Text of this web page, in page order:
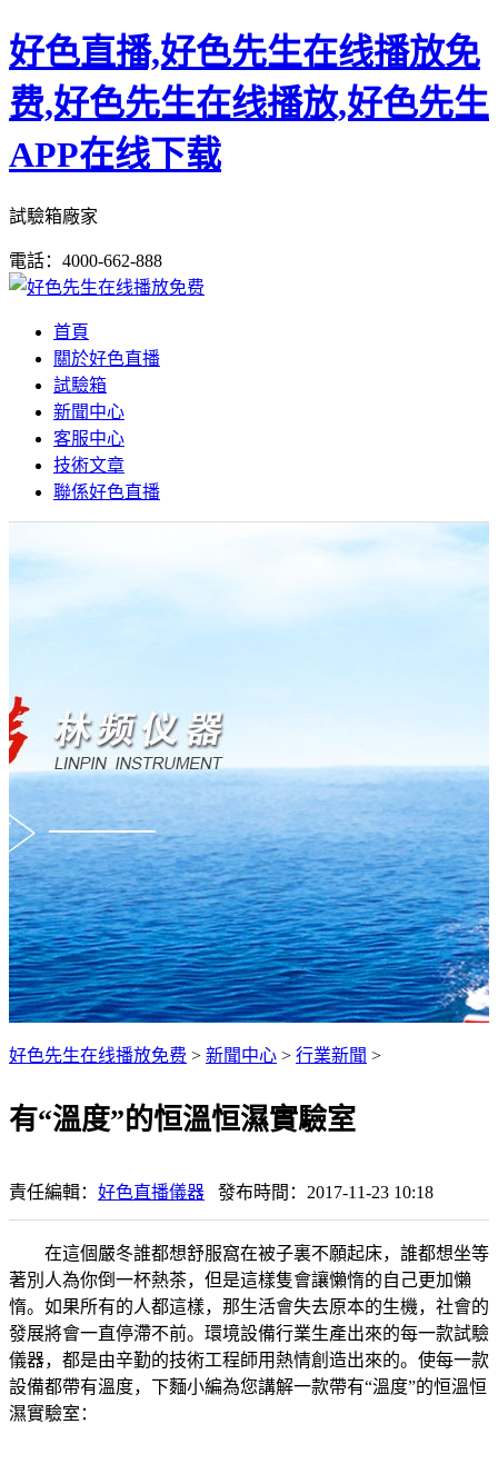
好色直播,好色先生在线播放免
费,好色先生在线播放,好色先生
APP在线下载
試驗箱廠家
電話：4000-662-888
首頁
關於好色直播
試驗箱
新聞中心
客服中心
技術文章
聯係好色直播
好色先生在线播放免费 > 新聞中心 > 行業新聞 >
有“溫度”的恒溫恒濕實驗室
責任編輯： 好色直播儀器 發布時間：2017-11-23 10:18
在這個嚴冬誰都想舒服窩在被子裏不願起床，誰都想坐等
著別人為你倒一杯熱茶，但是這樣隻會讓懶惰的自己更加懶
惰。如果所有的人都這樣，那生活會失去原本的生機，社會的
發展將會一直停滯不前。環境設備行業生產出來的每一款試驗
儀器，都是由辛勤的技術工程師用熱情創造出來的。使每一款
設備都帶有溫度，下麵小編為您講解一款帶有“溫度”的恒溫恒
濕實驗室：